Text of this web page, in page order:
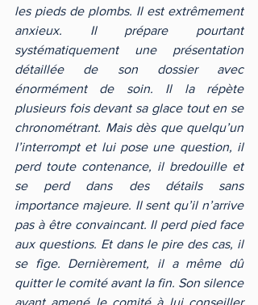
les pieds de plombs. Il est extrêmement
anxieux. Il prépare pourtant
systématiquement une présentation
détaillée de son dossier avec
énormément de soin. Il la répète
plusieurs fois devant sa glace tout en se
chronométrant. Mais dès que quelqu’un
l’interrompt et lui pose une question, il
perd toute contenance, il bredouille et
se perd dans des détails sans
importance majeure. Il sent qu’il n’arrive
pas à être convaincant. Il perd pied face
aux questions. Et dans le pire des cas, il
se fige. Dernièrement, il a même dû
quitter le comité avant la fin. Son silence